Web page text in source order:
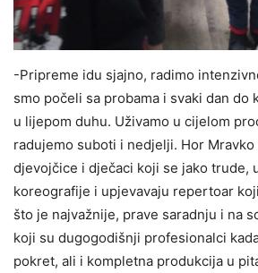
-Pripreme idu sjajno, radimo
smo počeli sa probama i svaki dan do
u lijepom duhu. Uživamo u cijelom
radujemo suboti i nedjelji. Hor
djevojčice i dječaci koji se jako trude,
koreografije i upjevavaju repertoar
što je najvažnije, prave saradnju i na
koji su dugogodišnji profesionalci
pokret, ali i kompletna produkcija u